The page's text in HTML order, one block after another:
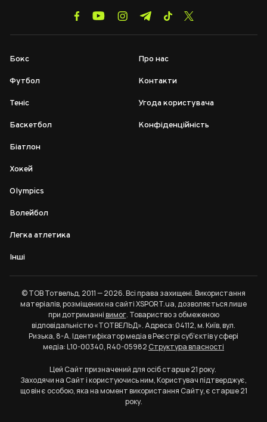
Бокс
Футбол
Теніс
Баскетбол
Біатлон
Хокей
Olympics
Волейбол
Легка атлетика
Інші
Про нас
Контакти
Угода користувача
Конфіденційність
© ТОВ Тотвельд, 2011 — 2026. Всі права захищені. Використання
матеріалів, розміщених на сайті XSPORT.ua, дозволяється лише
при дотриманнівимог. Товариство з обмеженою
відповідальністю «ТОТВЕЛЬД». Адреса: 04112, м. Київ, вул.
Ризька, 8-А. Ідентифікатор медіа в Реєстрі суб’єктів у сфері
медіа: L10-00340, R40-05982Структура власності
Цей Сайт призначений для осіб старше 21 року.
Заходячи на Сайт і користуючись ним, Користувач підтверджує,
що він є особою, яка на момент використання Сайту, є старше 21
року.